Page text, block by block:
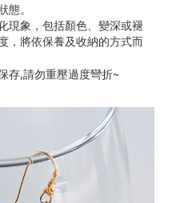
。
現象，包括顏色、變深或褪
，將依保養及收納的方式而
存,請勿重壓過度彎折~